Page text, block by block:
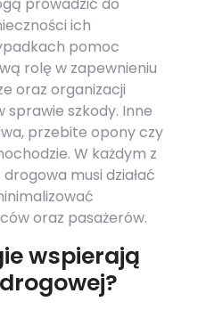
ich
pomoc
rolę w zapewnieniu
oraz organizacji
szkody. Inne
przebite opony czy
W każdym z
musi działać
oraz pasażerów.
wspierają